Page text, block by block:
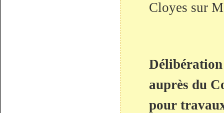
Cloyes sur
Délibération
auprès du
pour